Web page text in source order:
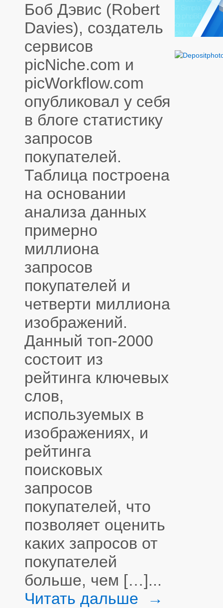
Боб Дэвис (Robert
Davies), создатель
сервисов
picNiche.com и
picWorkflow.com
опубликовал у себя
в блоге статистику
запросов
покупателей.
Таблица построена
на основании
анализа данных
примерно
миллиона
запросов
покупателей и
четверти миллиона
изображений.
Данный топ-2000
состоит из
рейтинга ключевых
слов,
используемых в
изображениях, и
рейтинга
поисковых
запросов
покупателей, что
позволяет оценить
каких запросов от
покупателей
больше, чем […]...
Читать дальше →